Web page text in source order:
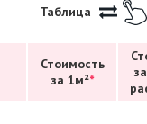
Таблица
Стоимость
за 1м²*